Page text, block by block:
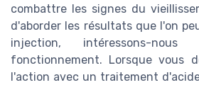
combattre les signes du
d'aborder les résultats que l'on
injection, intéressons-
fonctionnement. Lorsque vous
l'action avec un traitement